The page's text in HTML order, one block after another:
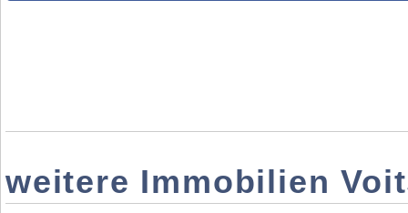
weitere Immobilien